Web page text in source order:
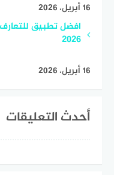
16 أبريل، 2026
افضل تطبيق
2026
16 أبريل، 2026
أحدث التعليقات